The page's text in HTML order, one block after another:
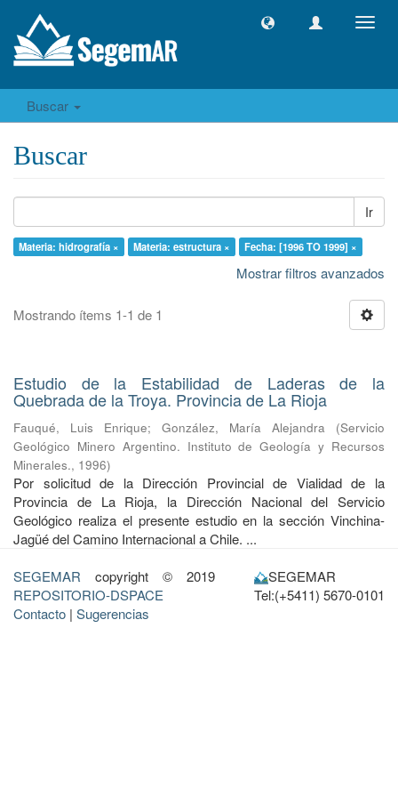
Buscar
Buscar
Ir
Materia: hidrografía × Materia: estructura × Fecha: [1996 TO 1999] ×
Mostrar filtros avanzados
Mostrando ítems 1-1 de 1
Estudio de la Estabilidad de Laderas de la
Quebrada de la Troya. Provincia de La Rioja
Fauqué, Luis Enrique; González, María Alejandra (Servicio
Geológico Minero Argentino. Instituto de Geología y Recursos
Minerales., 1996)
Por solicitud de la Dirección Provincial de Vialidad de la
Provincia de La Rioja, la Dirección Nacional del Servicio
Geológico realiza el pre­sente estudio en la sección Vinchina-
Jagüé del Camino Internacional a Chile. ...
SEGEMAR copyright © 2019
REPOSITORIO-DSPACE
Contacto | Sugerencias
SEGEMAR
Tel:(+5411) 5670-0101